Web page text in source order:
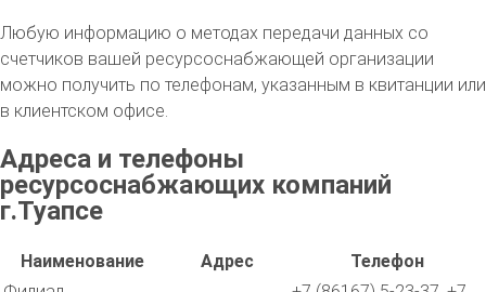
Любую информацию о методах передачи данных со
счетчиков вашей ресурсоснабжающей организации
можно получить по телефонам, указанным в квитанции или
в клиентском офисе.
Адреса и телефоны
ресурсоснабжающих компаний
г.Туапсе
Наименование Адрес
Телефон